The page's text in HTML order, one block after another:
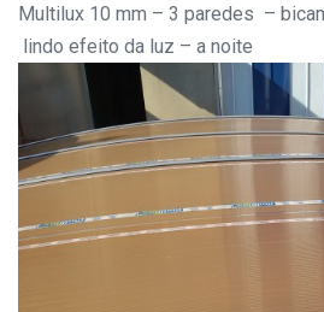
Multilux 10 mm – 3 paredes –
lindo efeito da luz – a noite